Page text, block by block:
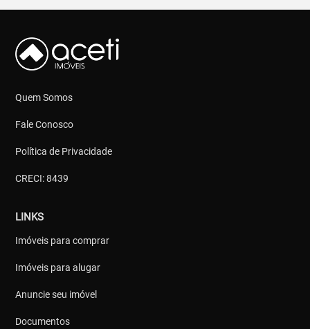
Quem Somos
Fale Conosco
Política de Privacidade
CRECI: 8439
LINKS
Imóveis para comprar
Imóveis para alugar
Anuncie seu imóvel
Documentos